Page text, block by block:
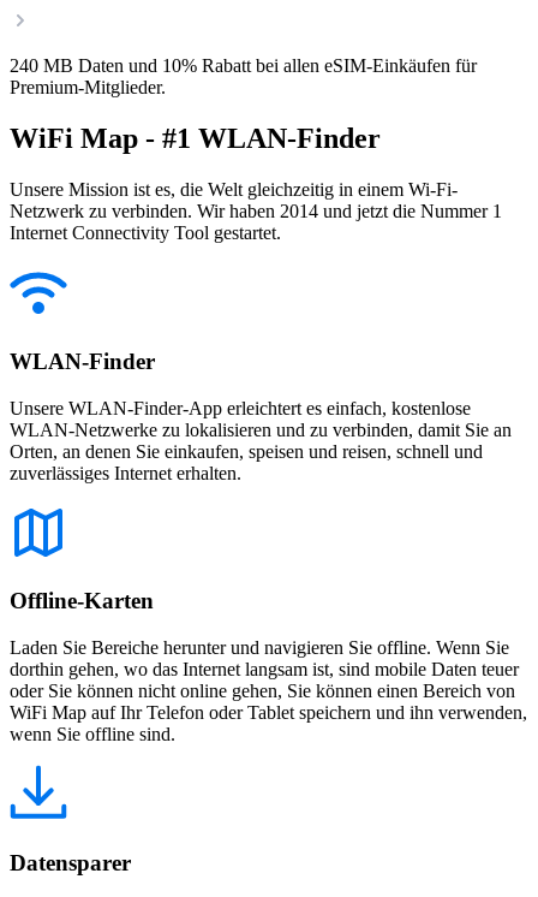
240 MB Daten und 10% Rabatt bei allen eSIM-Einkäufen für
Premium-Mitglieder.
WiFi Map - #1 WLAN-Finder
Unsere Mission ist es, die Welt gleichzeitig in einem Wi-Fi-
Netzwerk zu verbinden. Wir haben 2014 und jetzt die Nummer 1
Internet Connectivity Tool gestartet.
WLAN-Finder
Unsere WLAN-Finder-App erleichtert es einfach, kostenlose
WLAN-Netzwerke zu lokalisieren und zu verbinden, damit Sie an
Orten, an denen Sie einkaufen, speisen und reisen, schnell und
zuverlässiges Internet erhalten.
Offline-Karten
Laden Sie Bereiche herunter und navigieren Sie offline. Wenn Sie
dorthin gehen, wo das Internet langsam ist, sind mobile Daten teuer
oder Sie können nicht online gehen, Sie können einen Bereich von
WiFi Map auf Ihr Telefon oder Tablet speichern und ihn verwenden,
wenn Sie offline sind.
Datensparer